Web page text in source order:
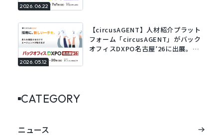
2026.06.22
2026.05.12
【circusAGENT】人材紹介プラット
フォーム「circusAGENT」がバック
オフィスDXPO名古屋’26に出展。東
CATEGORY
ニュース